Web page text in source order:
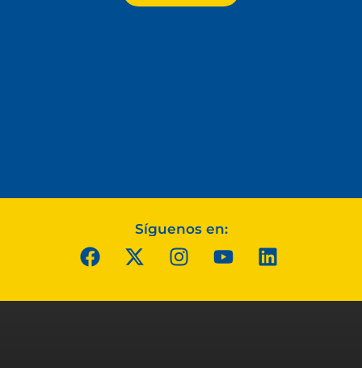
Síguenos en: